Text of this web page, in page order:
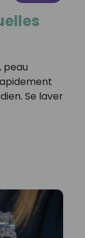
peau
Se laver